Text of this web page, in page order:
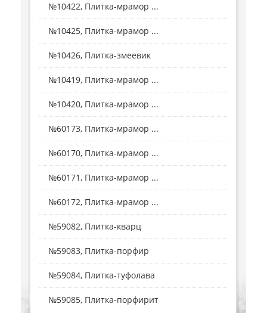
№10422, Плитка-мрамор ...
№10425, Плитка-мрамор ...
№10426, Плитка-змеевик
№10419, Плитка-мрамор ...
№10420, Плитка-мрамор ...
№60173, Плитка-мрамор ...
№60170, Плитка-мрамор ...
№60171, Плитка-мрамор ...
№60172, Плитка-мрамор ...
№59082, Плитка-кварц
№59083, Плитка-порфир
№59084, Плитка-туфолава
№59085, Плитка-порфирит